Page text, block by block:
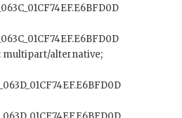
multipart/alternative;